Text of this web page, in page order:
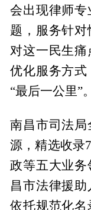
会出现律师专
题，服务针
对这一民生痛
优化服务方式
“最后一公里”。
南昌市司法
源，精选收录
政等五大业
昌市法律援助
依托规范化